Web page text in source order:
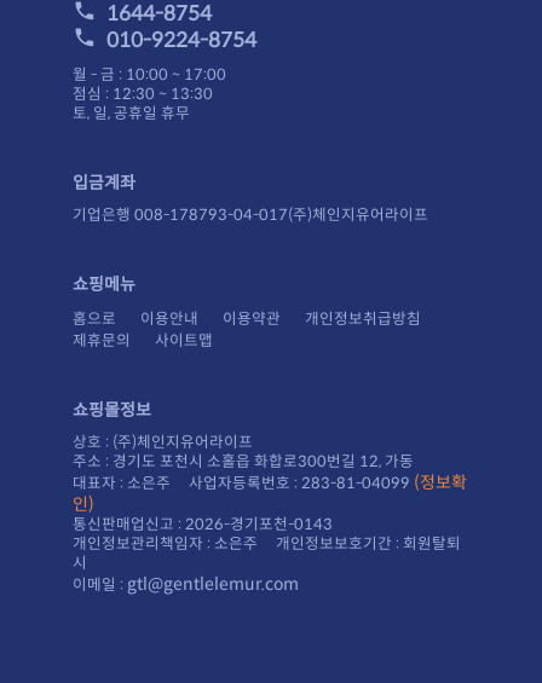
1644-8754
010-9224-8754
월 - 금 : 10:00 ~ 17:00
점심 : 12:30 ~ 13:30
토, 일, 공휴일 휴무
입금계좌
기업은행 008-178793-04-017(주)체인지유어라이프
쇼핑메뉴
홈으로 이용안내 이용약관
개인정보취급방침
제휴문의
사이트맵
쇼핑몰정보
상호 : (주)체인지유어라이프
주소 : 경기도 포천시 소홀읍 화합로300번길 12, 가동
대표자 : 소은주 사업자등록번호 : 283-81-04099
인)
통신판매업신고 : 2026-경기포천-0143
시
이메일 : gtl@gentlelemur.com